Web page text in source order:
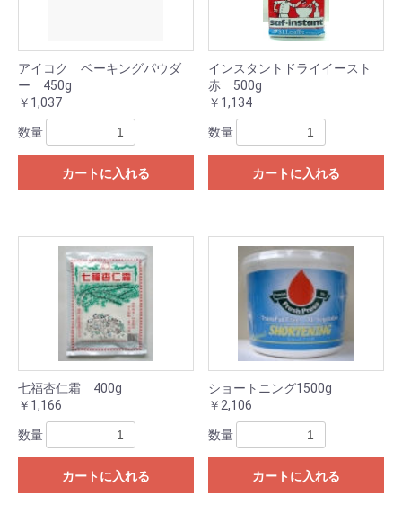
アイコク ベーキングパウダ
ー 450g
￥1,037
数量
カートに入れる
インスタントドライイースト
赤 500g
￥1,134
数量
カートに入れる
七福杏仁霜 400g
￥1,166
数量
カートに入れる
ショートニング1500g
￥2,106
数量
カートに入れる